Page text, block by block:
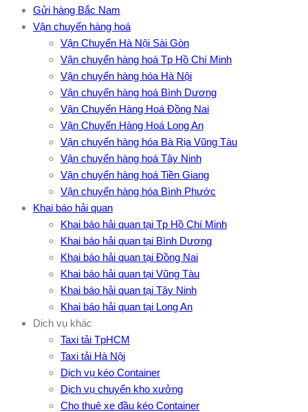
Gửi hàng Bắc Nam
Vận chuyển hàng hoá
Vận Chuyển Hà Nội Sài Gòn
Vận chuyển hàng hoá Tp Hồ Chí Minh
Vận chuyển hàng hóa Hà Nội
Vận chuyển hàng hoá Bình Dương
Vận Chuyển Hàng Hoá Đồng Nai
Vận Chuyển Hàng Hoá Long An
Vận chuyển hàng hóa Bà Rịa Vũng Tàu
Vận chuyển hàng hoá Tây Ninh
Vận chuyển hàng hoá Tiền Giang
Vận chuyển hàng hóa Bình Phước
Khai báo hải quan
Khai báo hải quan tại Tp Hồ Chí Minh
Khai báo hải quan tại Bình Dương
Khai báo hải quan tại Đồng Nai
Khai báo hải quan tại Vũng Tàu
Khai báo hải quan tại Tây Ninh
Khai báo hải quan tại Long An
Dịch vụ khác
Taxi tải TpHCM
Taxi tải Hà Nội
Dịch vụ kéo Container
Dịch vụ chuyển kho xưởng
Cho thuê xe đầu kéo Container